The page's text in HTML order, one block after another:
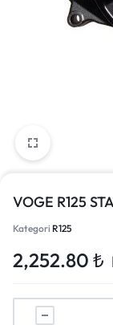
VOGE R125
Kategori R125
2,252.80 ₺